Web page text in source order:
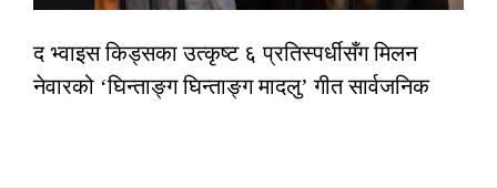
द भ्वाइस किड्सका उत्कृष्ट ६ प्रतिस्पर्धीसँग मिलन
नेवारको ‘घिन्ताङ्ग घिन्ताङ्ग मादलु’ गीत सार्वजनिक